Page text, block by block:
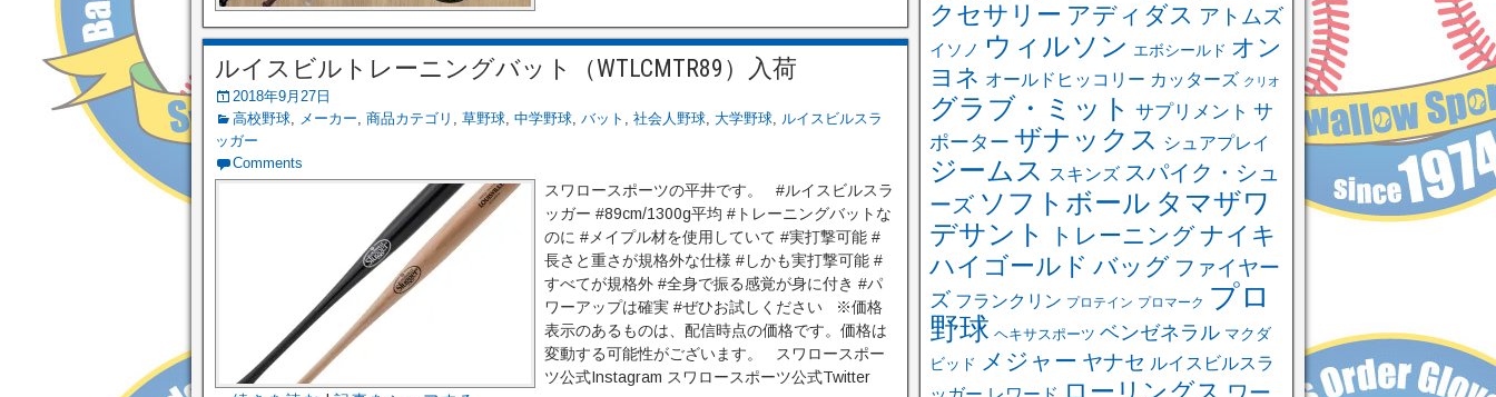
ルイスビルトレーニングバット（WTLCMTR89）入荷
2018年9月27日
高校野球, メーカー, 商品カテゴリ , 草野球, 中学野球, バット , 社会人野球, 大学野球, ルイスビルスラ
ッガー
Comments
スワロースポーツの平井です。 #ルイスビルスラ
ッガー #89cm/1300g平均 #トレーニングバットな
のに #メイプル材を使用していて #実打撃可能 #
長さと重さが規格外な仕様 #しかも実打撃可能 #
すべてが規格外 #全身で振る感覚が身に付き #パ
ワーアップは確実 #ぜひお試しください ※価格
表示のあるものは、配信時点の価格です。価格は
変動する可能性がございます。 スワロースポー
ツ公式Instagram スワロースポーツ公式Twitter
クセサリー アディダス アトムズ
イソノ ウィルソン エボシールド オン
ヨネ オールドヒッコリー カッターズ クリオ
グラブ・ミット サプリメント サ
ポーター ザナックス シュアプレイ
ジームス スキンズ スパイク・シュ
ーズ ソフトボール タマザワ
デサント
トレーニングナイキ
ハイゴールド バッグ ファイヤー
ズ フランクリン プロテイン プロマーク プロ
野球 ヘキサスポーツ ベンゼネラル マクダ
ビッド
メジャー ヤナセ ルイスビルスラ